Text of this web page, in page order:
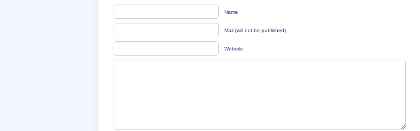
Name
Mail (will not be published)
Website